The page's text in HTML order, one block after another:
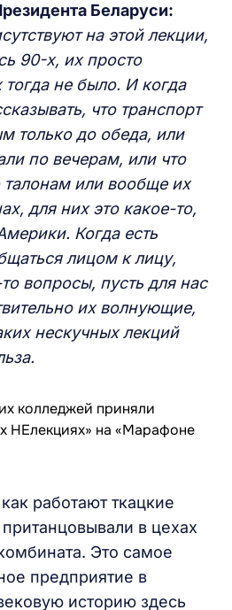
Беларуси:
на этой лекции,
90-х, их просто
не было. И когда
что транспорт
только до обеда, или
по вечерам, или что
или вообще их
для них это какое-то,
Когда есть
лицом к лицу,
вопросы, пусть для нас
их волнующие,
нескучных лекций
работают ткацкие
в цехах
Это самое
предприятие в
историю здесь